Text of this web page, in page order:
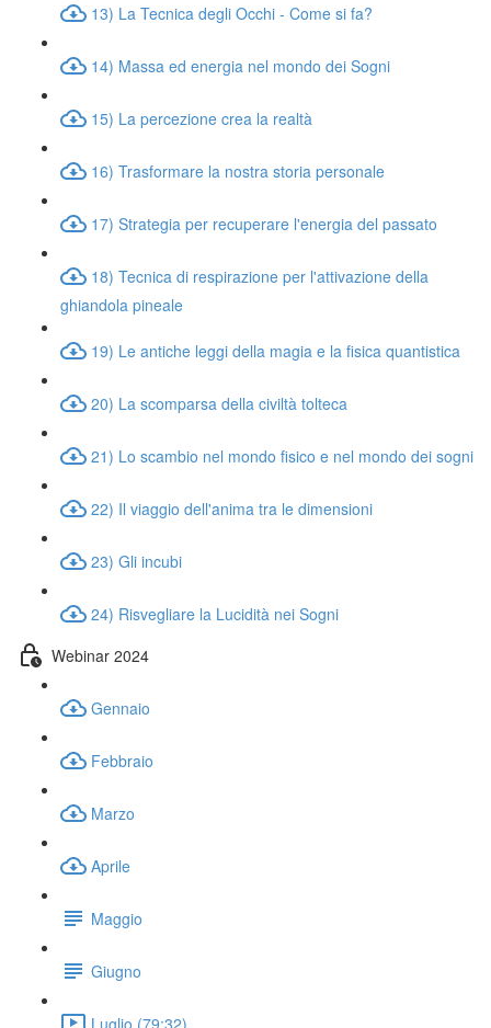
13) La Tecnica degli Occhi - Come si fa?
14) Massa ed energia nel mondo dei Sogni
15) La percezione crea la realtà
16) Trasformare la nostra storia personale
17) Strategia per recuperare l'energia del passato
18) Tecnica di respirazione per l'attivazione della
ghiandola pineale
19) Le antiche leggi della magia e la fisica quantistica
20) La scomparsa della civiltà tolteca
21) Lo scambio nel mondo fisico e nel mondo dei sogni
22) Il viaggio dell'anima tra le dimensioni
23) Gli incubi
24) Risvegliare la Lucidità nei Sogni
Webinar 2024
Gennaio
Febbraio
Marzo
Aprile
Maggio
Giugno
Luglio (79:32)